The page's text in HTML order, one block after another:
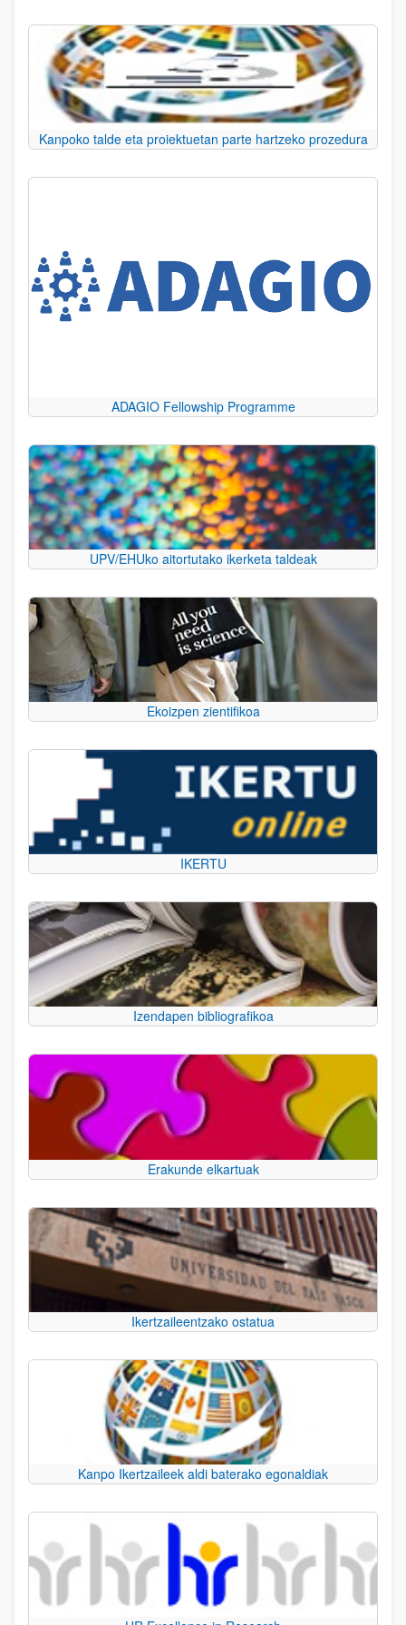
Kanpoko talde eta proiektuetan parte hartzeko prozedura
ADAGIO Fellowship Programme
UPV/EHUko aitortutako ikerketa taldeak
Ekoizpen zientifikoa
IKERTU
Izendapen bibliografikoa
Erakunde elkartuak
Ikertzaileentzako ostatua
Kanpo Ikertzaileek aldi baterako egonaldiak